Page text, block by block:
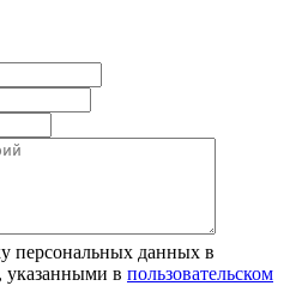
персональных данных в
указанными в пользовательском